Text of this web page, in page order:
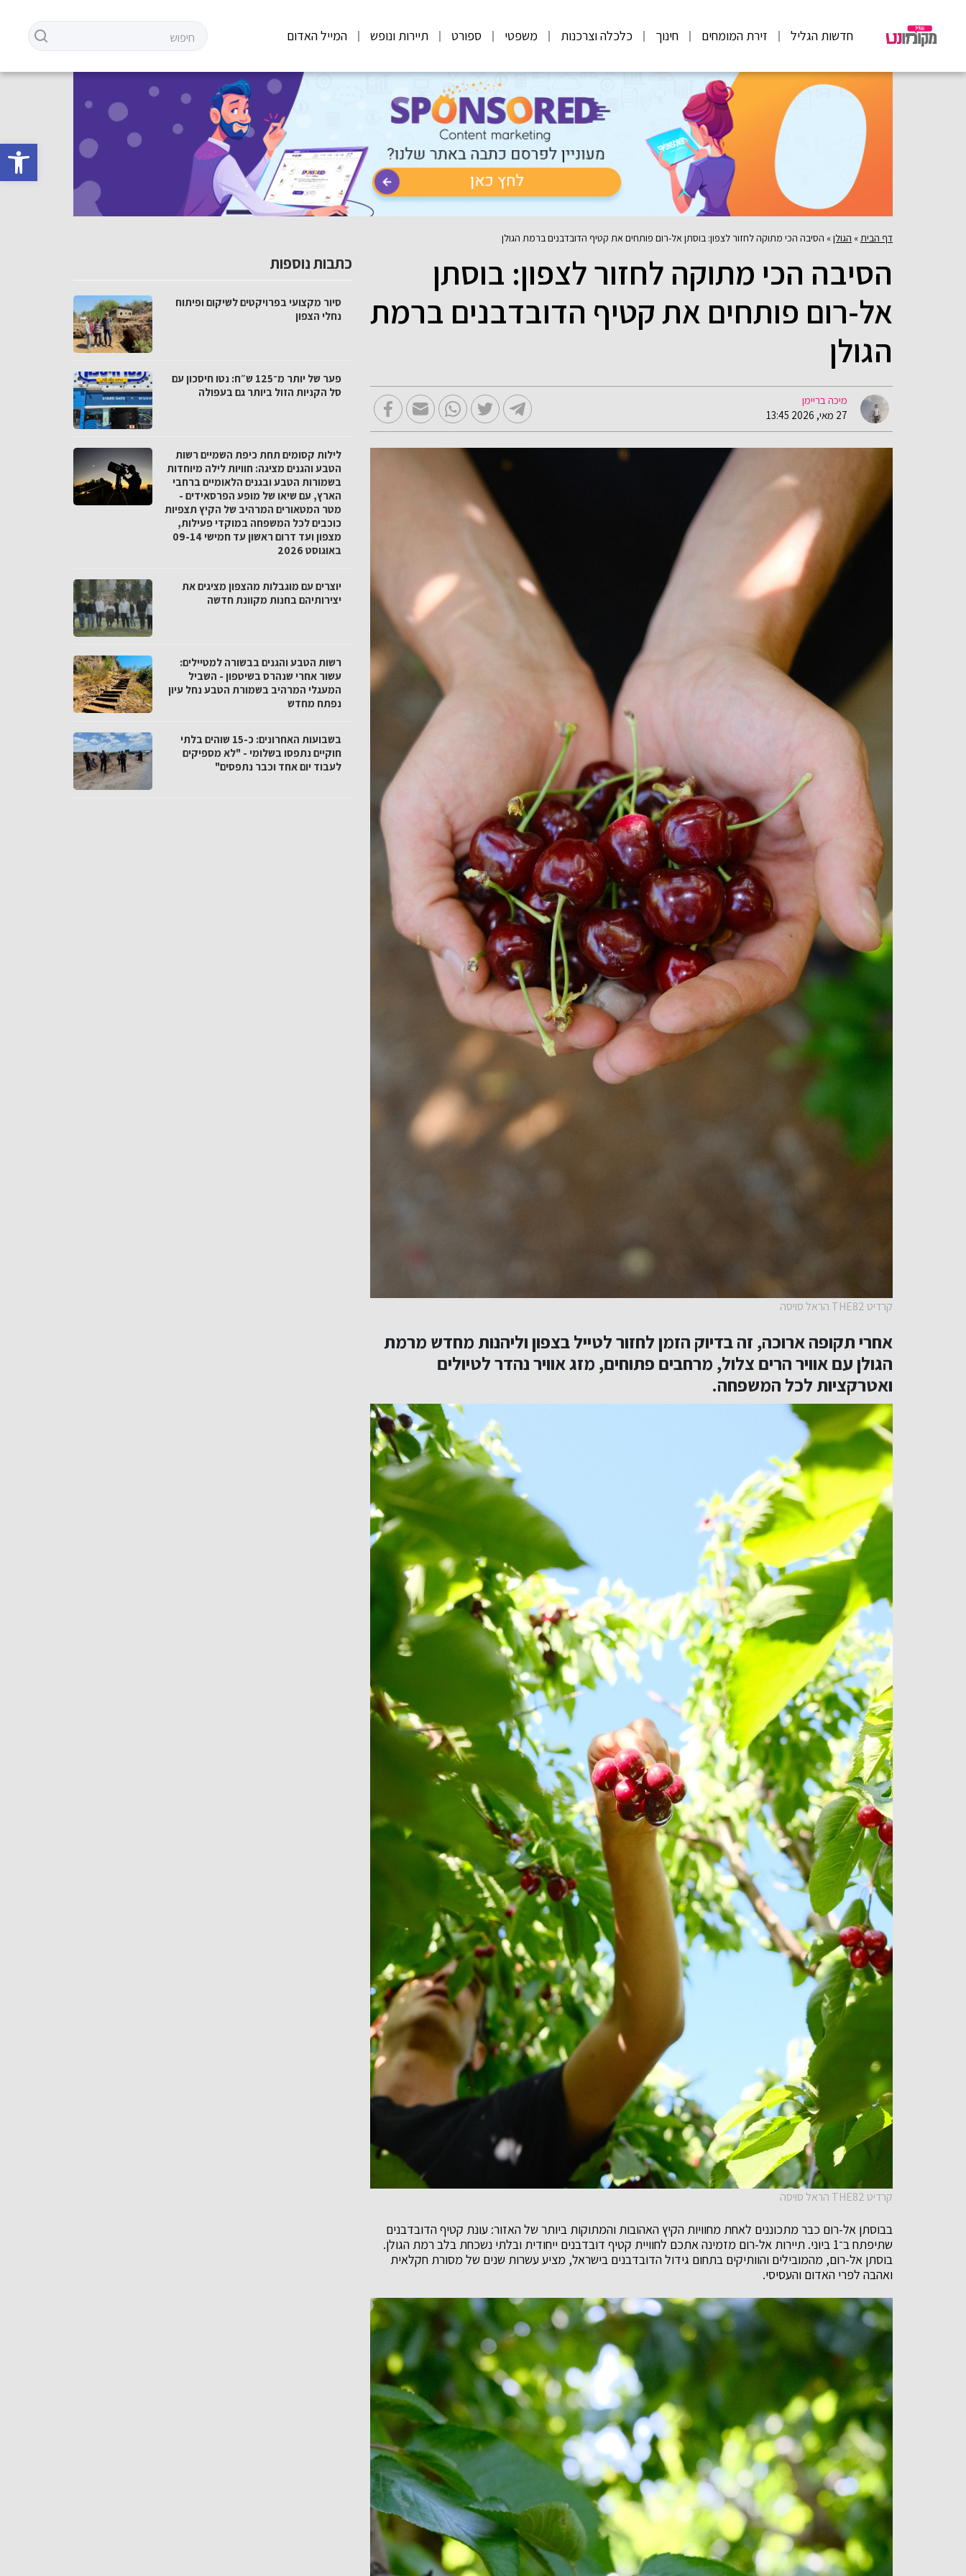
פתח
חדשות הגליל זירת המומחים חינוך כלכלה וצרכנות משפטי ספורט תיירות ונופש המייל האדום
דף הבית » הגולן» הסיבה הכי מתוקה לחזור לצפון: בוסתן אל-רום פותחים את קטיף הדובדבנים ברמת הגולן
הסיבה הכי מתוקה לחזור לצפון: בוסתן
אל-רום פותחים את קטיף הדובדבנים ברמת
הגולן
מיכה בריימן
27 מאי, 2026 13:45
קרדיט THE82 הראל סויסה
אחרי תקופה ארוכה, זה בדיוק הזמן לחזור לטייל בצפון וליהנות מחדש מרמת
הגולן עם אוויר הרים צלול, מרחבים פתוחים, מזג אוויר נהדר לטיולים
ואטרקציות לכל המשפחה.
קרדיט THE82 הראל סויסה
בבוסתן אל-רום כבר מתכוננים לאחת מחוויות הקיץ האהובות והמתוקות ביותר של האזור: עונת קטיף הדובדבנים
שתיפתח ב־1 ביוני. תיירות אל-רום מזמינה אתכם לחוויית קטיף דובדבנים ייחודית ובלתי נשכחת בלב רמת הגולן.
בוסתן אל-רום, מהמובילים והוותיקים בתחום גידול הדובדבנים בישראל, מציע עשרות שנים של מסורת חקלאית
ואהבה לפרי האדום והעסיסי.
כתבות נוספות
סיור מקצועי בפרויקטים לשיקום ופיתוח
נחלי הצפון
פער של יותר מ־125 ש״ח: נטו חיסכון עם
סל הקניות הזול ביותר גם בעפולה
לילות קסומים תחת כיפת השמיים רשות
הטבע והגנים מציגה: חוויות לילה מיוחדות
בשמורות הטבע ובגנים הלאומיים ברחבי
הארץ, עם שיאו של מופע הפרסאידים -
מטר המטאורים המרהיב של הקיץ תצפיות
כוכבים לכל המשפחה במוקדי פעילות,
מצפון ועד דרום ראשון עד חמישי 09-14
באוגוסט 2026
יוצרים עם מוגבלות מהצפון מציגים את
יצירותיהם בחנות מקוונת חדשה
רשות הטבע והגנים בבשורה למטיילים:
עשור אחרי שנהרס בשיטפון - השביל
המעגלי המרהיב בשמורת הטבע נחל עיון
נפתח מחדש
בשבועות האחרונים: כ-15 שוהים בלתי
חוקיים נתפסו בשלומי - "לא מספיקים
לעבוד יום אחד וכבר נתפסים"